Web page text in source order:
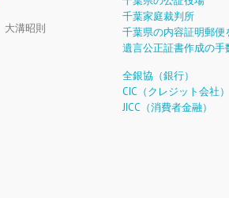
溝昭則
千葉家庭裁判所
千葉県の内容証明郵便
遺言公正証書作成の手
全銀協（銀行）
CIC（クレジット会社）
JICC（消費者金融）